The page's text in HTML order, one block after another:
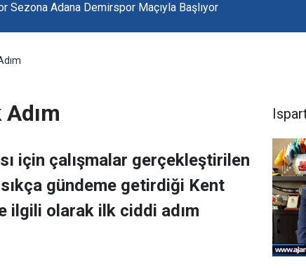
için çalışmalar gerçekleştirilen
gündeme getirdiği Kent
ilgili olarak ilk ciddi adım